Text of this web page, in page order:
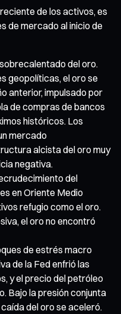
de los activos, es
de mercado al inicio de
del oro.
geopolíticas, el oro se
anterior, impulsado por
de compras de bancos
históricos. Los
mercado
alcista del oro muy
negativa.
del
en Oriente Medio
refugio como el oro.
el oro no encontró
de estrés macro
de la Fed enfrió las
y el precio del petróleo
Bajo la presión conjunta
del oro se aceleró.